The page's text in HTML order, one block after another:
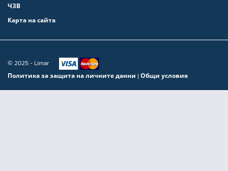
ЧЗВ
Карта на сайта
© 2025 - Limar
Политика за защита на личните данни | Общи условия